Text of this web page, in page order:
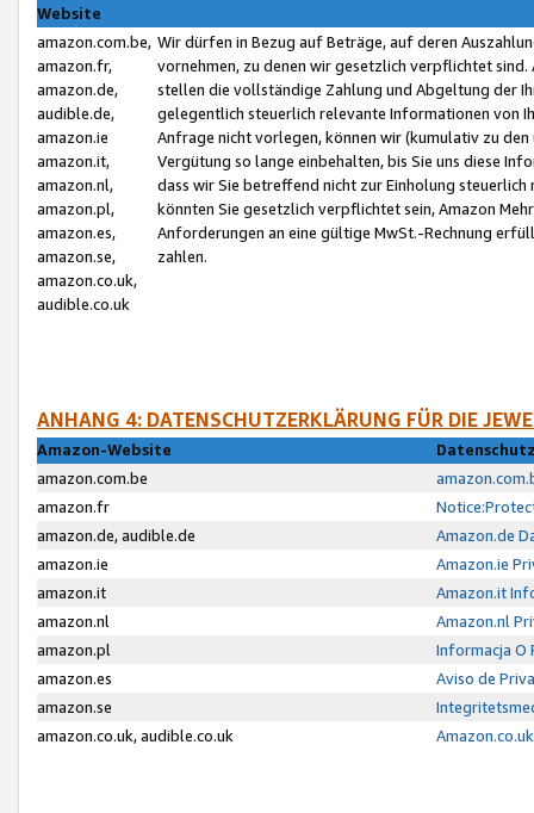
Website
amazon.com.be,
amazon.fr,
amazon.de,
audible.de,
amazon.ie
amazon.it,
amazon.nl,
amazon.pl,
amazon.es,
amazon.se,
amazon.co.uk,
audible.co.uk
Wir dürfen in Bezug auf Beträge, auf deren
vornehmen, zu denen wir gesetzlich verpflichtet
stellen die vollständige Zahlung und Abgeltung der
gelegentlich steuerlich relevante Informationen von
Anfrage nicht vorlegen, können wir (kumulativ zu
Vergütung so lange einbehalten, bis Sie uns diese
dass wir Sie betreffend nicht zur Einholung
könnten Sie gesetzlich verpflichtet sein, Amazon
Anforderungen an eine gültige MwSt.-Rechnung
zahlen.
ANHANG 4: DATENSCHUTZERKLÄRUNG FÜR DIE
Amazon-Website
amazon.com.be
amazon.fr
amazon.de, audible.de
Amazon.de
amazon.ie
Amazon.ie
amazon.it
Amazon.it
amazon.nl
Amazon.nl
amazon.pl
Informacja O
amazon.es
Aviso de
amazon.se
amazon.co.uk, audible.co.uk